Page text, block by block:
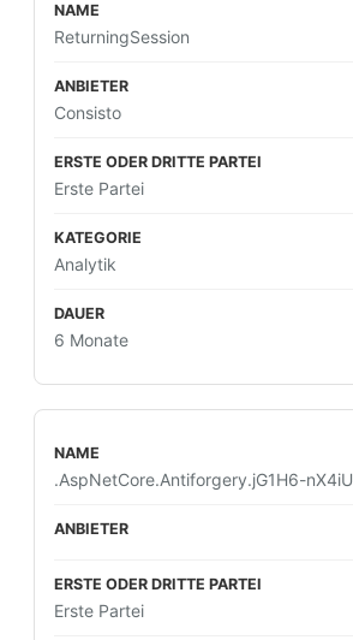
ReturningSession
Consisto
Erste Partei
Analytik
6 Monate
.AspNetCore.Antiforgery.jG1H6-nX4iU
Erste Partei